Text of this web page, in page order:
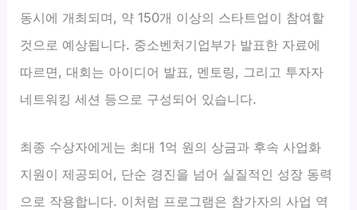
동시에 개최되며, 약 150개 이상의 스타트업이 참여할
것으로 예상됩니다. 중소벤처기업부가 발표한 자료에
따르면, 대회는 아이디어 발표, 멘토링, 그리고 투자자
네트워킹 세션 등으로 구성되어 있습니다.
최종 수상자에게는 최대 1억 원의 상금과 후속 사업화
지원이 제공되어, 단순 경진을 넘어 실질적인 성장 동력
으로 작용합니다. 이처럼 프로그램은 참가자의 사업 역